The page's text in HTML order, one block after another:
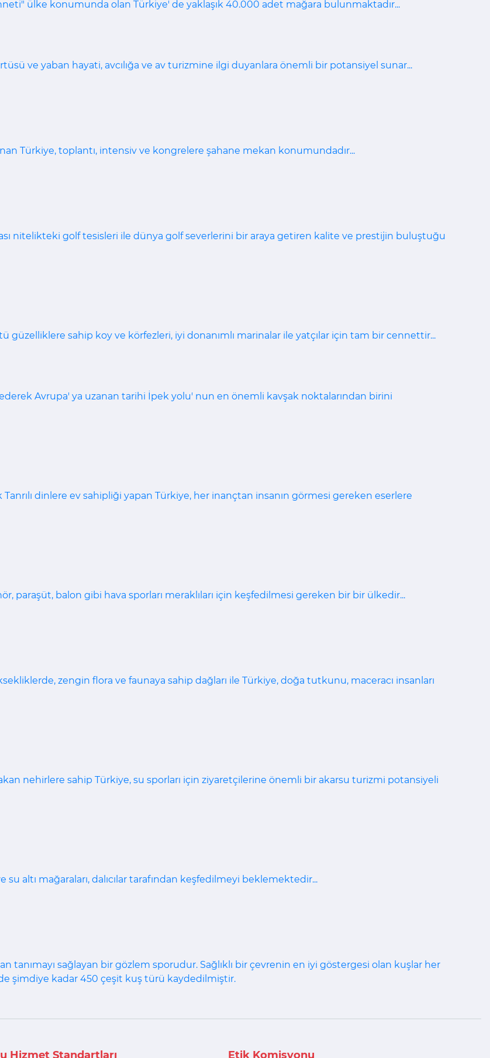
ülke konumunda olan Türkiye' de yaklaşık 40.000 adet mağara bulunmaktadır...
ve yaban hayati, avcılığa ve av turizmine ilgi duyanlara önemli bir potansiyel sunar...
Türkiye, toplantı, intensiv ve kongrelere şahane mekan konumundadır...
nitelikteki golf tesisleri ile dünya golf severlerini bir araya getiren kalite ve prestijin buluştuğu
güzelliklere sahip koy ve körfezleri, iyi donanımlı marinalar ile yatçılar için tam bir cennettir...
Avrupa' ya uzanan tarihi İpek yolu' nun en önemli kavşak noktalarından birini
dinlere ev sahipliği yapan Türkiye, her inançtan insanın görmesi gereken eserlere
paraşüt, balon gibi hava sporları meraklıları için keşfedilmesi gereken bir bir ülkedir...
zengin flora ve faunaya sahip dağları ile Türkiye, doğa tutkunu, maceracı insanları
nehirlere sahip Türkiye, su sporları için ziyaretçilerine önemli bir akarsu turizmi potansiyeli
altı mağaraları, dalıcılar tarafından keşfedilmeyi beklemektedir...
tanımayı sağlayan bir gözlem sporudur. Sağlıklı bir çevrenin en iyi göstergesi olan kuşlar her
şimdiye kadar 450 çeşit kuş türü kaydedilmiştir.
Hizmet Standartları Etik Komisyonu